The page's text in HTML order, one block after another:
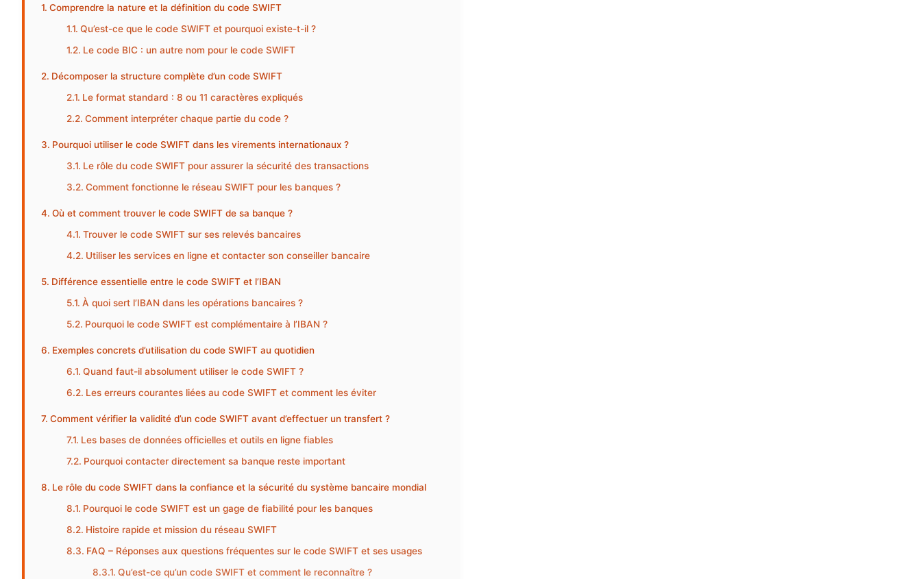
Comprendre la nature et la définition du code SWIFT
Qu’est-ce que le code SWIFT et pourquoi existe-t-il ?
Le code BIC : un autre nom pour le code SWIFT
Décomposer la structure complète d’un code SWIFT
Le format standard : 8 ou 11 caractères expliqués
Comment interpréter chaque partie du code ?
Pourquoi utiliser le code SWIFT dans les virements internationaux ?
Le rôle du code SWIFT pour assurer la sécurité des transactions
Comment fonctionne le réseau SWIFT pour les banques ?
Où et comment trouver le code SWIFT de sa banque ?
Trouver le code SWIFT sur ses relevés bancaires
Utiliser les services en ligne et contacter son conseiller bancaire
Différence essentielle entre le code SWIFT et l’IBAN
À quoi sert l’IBAN dans les opérations bancaires ?
Pourquoi le code SWIFT est complémentaire à l’IBAN ?
Exemples concrets d’utilisation du code SWIFT au quotidien
Quand faut-il absolument utiliser le code SWIFT ?
Les erreurs courantes liées au code SWIFT et comment les éviter
Comment vérifier la validité d’un code SWIFT avant d’effectuer un transfert ?
Les bases de données officielles et outils en ligne fiables
Pourquoi contacter directement sa banque reste important
Le rôle du code SWIFT dans la confiance et la sécurité du système bancaire mondial
Pourquoi le code SWIFT est un gage de fiabilité pour les banques
Histoire rapide et mission du réseau SWIFT
FAQ – Réponses aux questions fréquentes sur le code SWIFT et ses usages
Qu’est-ce qu’un code SWIFT et comment le reconnaître ?